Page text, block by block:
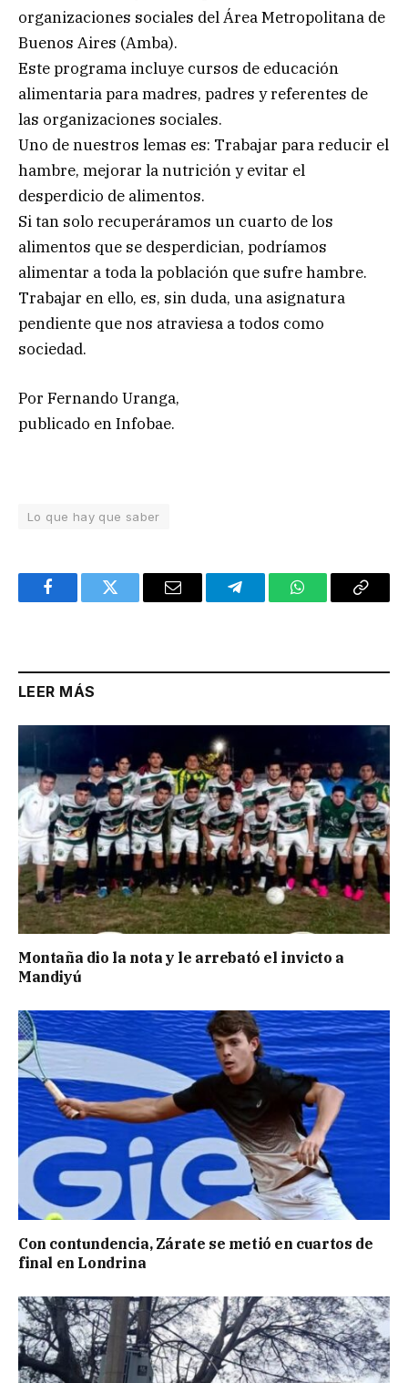
organizaciones sociales del Área Metropolitana de
Buenos Aires (Amba).
Este programa incluye cursos de educación
alimentaria para madres, padres y referentes de
las organizaciones sociales.
Uno de nuestros lemas es: Trabajar para reducir el
hambre, mejorar la nutrición y evitar el
desperdicio de alimentos.
Si tan solo recuperáramos un cuarto de los
alimentos que se desperdician, podríamos
alimentar a toda la población que sufre hambre.
Trabajar en ello, es, sin duda, una asignatura
pendiente que nos atraviesa a todos como
sociedad.
Por Fernando Uranga,
publicado en Infobae.
Lo que hay que saber
FacebookTwitter Email TelegramWhatsAppCopy
LEER MÁS
Montaña dio la nota y le arrebató el invicto a
Mandiyú
Con contundencia, Zárate se metió en cuartos de
final en Londrina